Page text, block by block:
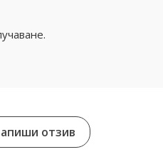
отзив